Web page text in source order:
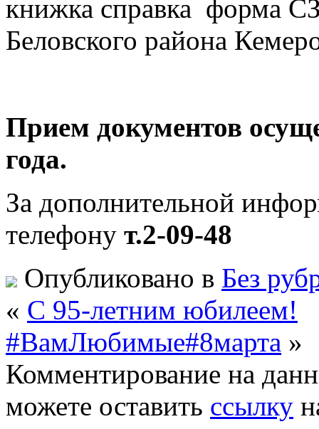
книжка справка форма
Беловского района
Прием документов
года.
За дополнительной
телефону т.2-09-48
Опубликовано в Без
« С 95-летним юбилеем!
#ВамЛюбимые#8марта »
Комментирование на
можете оставить ссылку